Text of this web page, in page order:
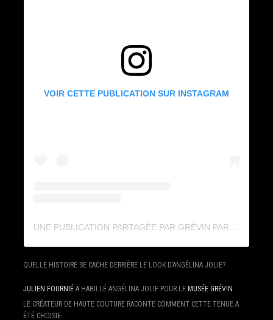
VOIR CETTE PUBLICATION SUR INSTAGRAM
UNE PUBLICATION PARTAGÉE PAR GRÉVIN PARIS (@GREVIN_PARIS)
QUELLE HISTOIRE SE CACHE DERRIÈRE LE LOOK D’ANGÉLINA JOLIE?
JULIEN FOURNIÉ A HABILLÉ ANGÉLINA JOLIE POUR LE MUSÉE GRÉVIN .
LE CRÉATEUR DE HAUTE COUTURE RACONTE COMMENT CETTE TENUE A
ÉTÉ CHOISIE.